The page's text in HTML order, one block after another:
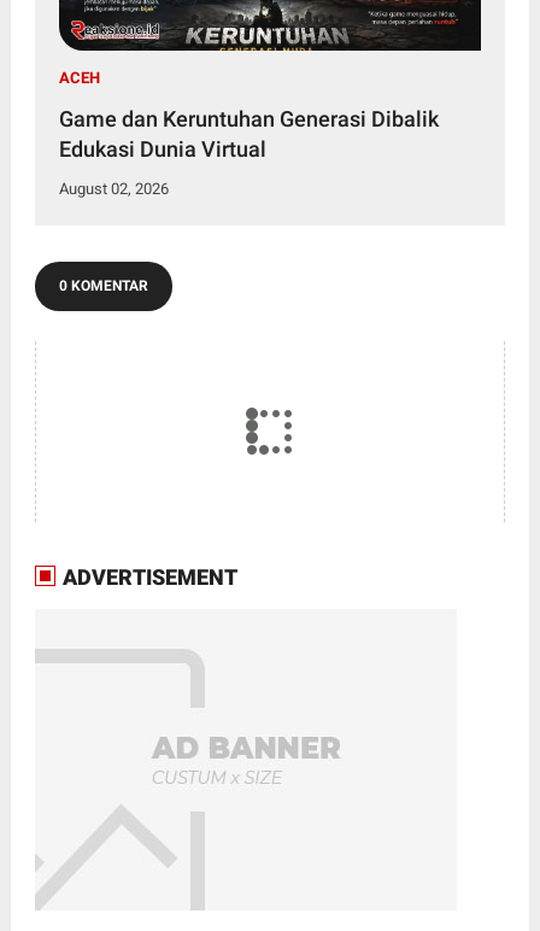
ACEH
Game dan Keruntuhan Generasi Dibalik
Edukasi Dunia Virtual
August 02, 2026
0 KOMENTAR
ADVERTISEMENT